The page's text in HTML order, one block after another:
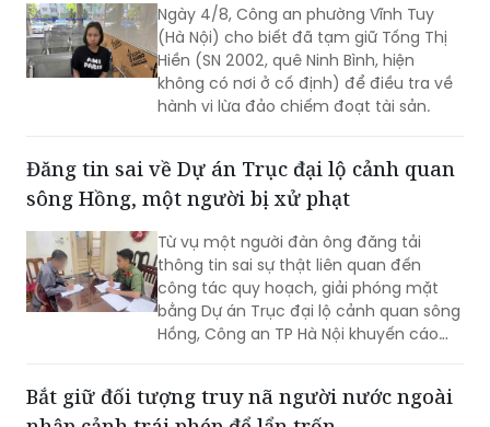
Ngày 4/8, Công an phường Vĩnh Tuy
(Hà Nội) cho biết đã tạm giữ Tống Thị
Hiền (SN 2002, quê Ninh Bình, hiện
không có nơi ở cố định) để điều tra về
hành vi lừa đảo chiếm đoạt tài sản.
Đăng tin sai về Dự án Trục đại lộ cảnh quan
sông Hồng, một người bị xử phạt
Từ vụ một người đàn ông đăng tải
thông tin sai sự thật liên quan đến
công tác quy hoạch, giải phóng mặt
bằng Dự án Trục đại lộ cảnh quan sông
Hồng, Công an TP Hà Nội khuyến cáo
xã hội, tránh tiếp tay cho tin giả và vi
Bắt giữ đối tượng truy nã người nước ngoài